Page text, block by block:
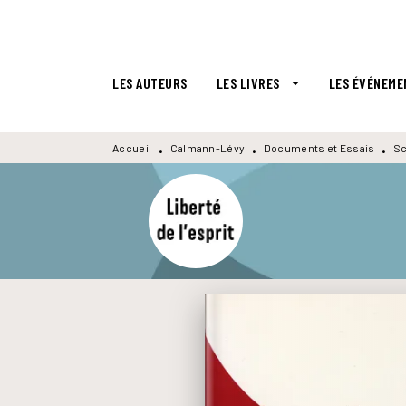
LES AUTEURS LES LIVRES arrow_drop_down LES
Accueil • Calmann-Lévy • Documents et Essais •